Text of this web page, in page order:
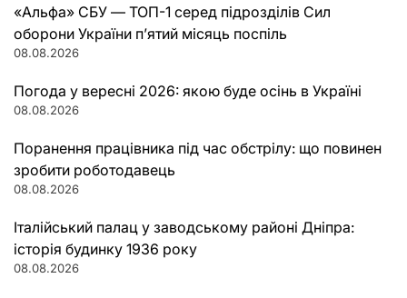
«Альфа» СБУ — ТОП-1 серед підрозділів Сил
оборони України п’ятий місяць поспіль
08.08.2026
Погода у вересні 2026: якою буде осінь в Україні
08.08.2026
Поранення працівника під час обстрілу: що повинен
зробити роботодавець
08.08.2026
Італійський палац у заводському районі Дніпра:
історія будинку 1936 року
08.08.2026